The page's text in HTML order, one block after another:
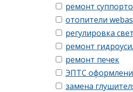
ремонт
отопители
регулировка
ремонт
ремонт печек
ЭПТС
замена